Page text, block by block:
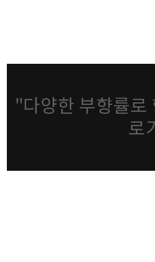
"다양한 부향률로
로